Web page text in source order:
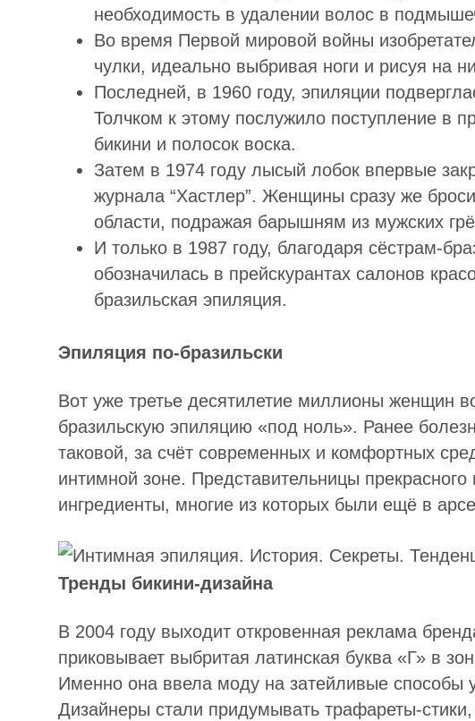
необходимость в удалении волос в
Во время Первой мировой войны
чулки, идеально выбривая ноги и рисуя на
Последней, в 1960 году, эпиляции
Толчком к этому послужило поступление в
бикини и полосок воска.
Затем в 1974 году лысый лобок впервые
журнала “Хастлер”. Женщины сразу же
области, подражая барышням из мужских
И только в 1987 году, благодаря сёстрам-
обозначилась в прейскурантах салонов
бразильская эпиляция.
Эпиляция по-бразильски
Вот уже третье десятилетие миллионы женщин
бразильскую эпиляцию «под ноль». Ранее
таковой, за счёт современных и комфортных
интимной зоне. Представительницы
ингредиенты, многие из которых были ещё в
Тренды бикини-дизайна
В 2004 году выходит откровенная реклама
приковывает выбритая латинская буква «Г» в
Именно она ввела моду на затейливые способы
Дизайнеры стали придумывать трафареты-